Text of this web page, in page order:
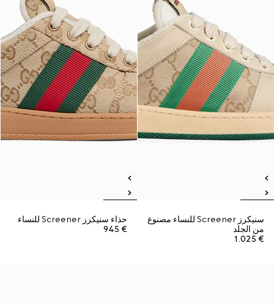
سنيكرز Screener للنساء مصنوع
من الجلد
€ 1.025
حذاء سنيكرز Screener للنساء
€ 945